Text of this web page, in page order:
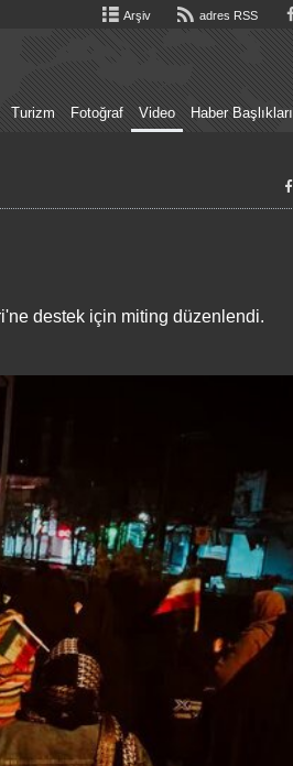
Arşiv adres RSS
Turizm Fotoğraf Video Haber Başlıkları
destek için miting düzenlendi.